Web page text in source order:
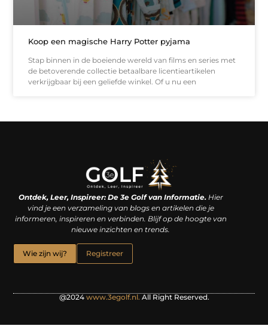
Koop een magische Harry Potter pyjama
Stap binnen in de boeiende wereld van films en series met
de betoverende collectie betaalbare licentieartikelen
verkrijgbaar bij een geliefde winkel. Of u nu een
Ontdek, Leer, Inspireer: De 3e Golf van Informatie.Hier
vind je een verzameling van blogs en artikelen die je
informeren, inspireren en verbinden. Blijf op de hoogte van
nieuwe inzichten en trends.
Wie zijn wij? Registreer
@2024www.3egolf.nl.All Right Reserved.